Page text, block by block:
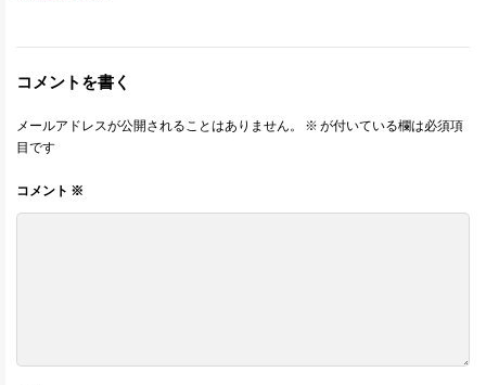
コメントを書く
メールアドレスが公開されることはありません。 ※ が付いている欄は必須項
目です
コメント ※